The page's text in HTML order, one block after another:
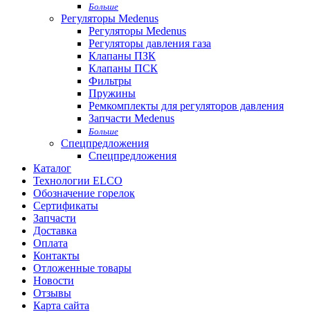
Больше
Регуляторы Medenus
Регуляторы Medenus
Регуляторы давления газа
Клапаны ПЗК
Клапаны ПСК
Фильтры
Пружины
Ремкомплекты для регуляторов давления
Запчасти Medenus
Больше
Спецпредложения
Спецпредложения
Каталог
Технологии ELCO
Обозначение горелок
Сертификаты
Запчасти
Доставка
Оплата
Контакты
Отложенные товары
Новости
Отзывы
Карта сайта